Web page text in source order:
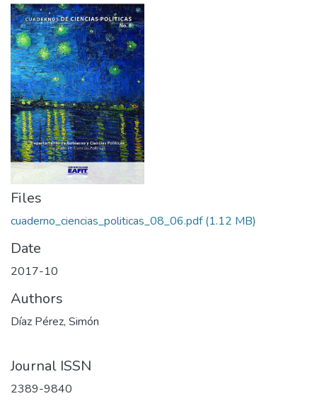
Files
cuaderno_ciencias_politicas_08_06.pdf(1.12 MB)
Date
2017-10
Authors
Díaz Pérez, Simón
Journal ISSN
2389-9840